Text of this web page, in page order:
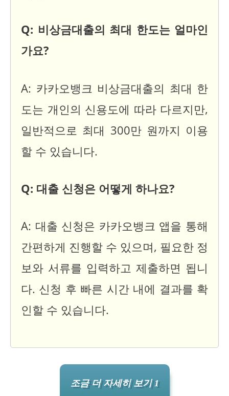
Q: 비상금대출의 최대 한도는 얼마인
가요?
A: 카카오뱅크 비상금대출의 최대 한
도는 개인의 신용도에 따라 다르지만,
일반적으로 최대 300만 원까지 이용
할 수 있습니다.
Q: 대출 신청은 어떻게 하나요?
A: 대출 신청은 카카오뱅크 앱을 통해
간편하게 진행할 수 있으며, 필요한 정
보와 서류를 입력하고 제출하면 됩니
다. 신청 후 빠른 시간 내에 결과를 확
인할 수 있습니다.
조금 더 자세히 보기 1